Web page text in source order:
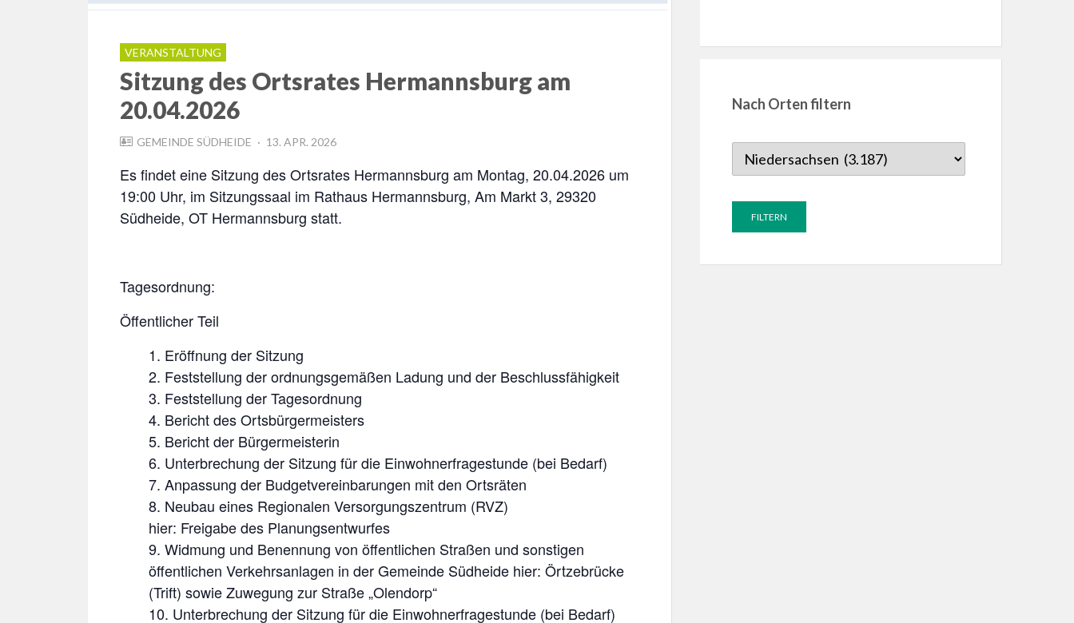
VERANSTALTUNG
Sitzung des Ortsrates Hermannsburg am
20.04.2026
GEMEINDE SÜDHEIDE
POSTED
13. APR. 2026
Es findet eine Sitzung des Ortsrates Hermannsburg am Montag, 20.04.2026 um
19:00 Uhr, im Sitzungssaal im Rathaus Hermannsburg, Am Markt 3, 29320
Südheide, OT Hermannsburg statt.
Tagesordnung:
Öffentlicher Teil
Eröffnung der Sitzung
Feststellung der ordnungsgemäßen Ladung und der Beschlussfähigkeit
Feststellung der Tagesordnung
Bericht des Ortsbürgermeisters
Bericht der Bürgermeisterin
Unterbrechung der Sitzung für die Einwohnerfragestunde (bei Bedarf)
Anpassung der Budgetvereinbarungen mit den Ortsräten
Neubau eines Regionalen Versorgungszentrum (RVZ)
hier: Freigabe des Planungsentwurfes
Widmung und Benennung von öffentlichen Straßen und sonstigen
öffentlichen Verkehrsanlagen in der Gemeinde Südheide hier: Örtzebrücke
(Trift) sowie Zuwegung zur Straße „Olendorp“
Unterbrechung der Sitzung für die Einwohnerfragestunde (bei Bedarf)
Nach Orten filtern